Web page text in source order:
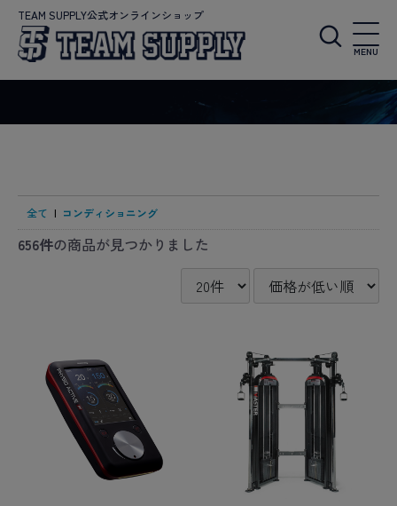
TEAM SUPPLY公式オンラインショップ
MENU
全て | コンディショニング
656件の商品が見つかりました